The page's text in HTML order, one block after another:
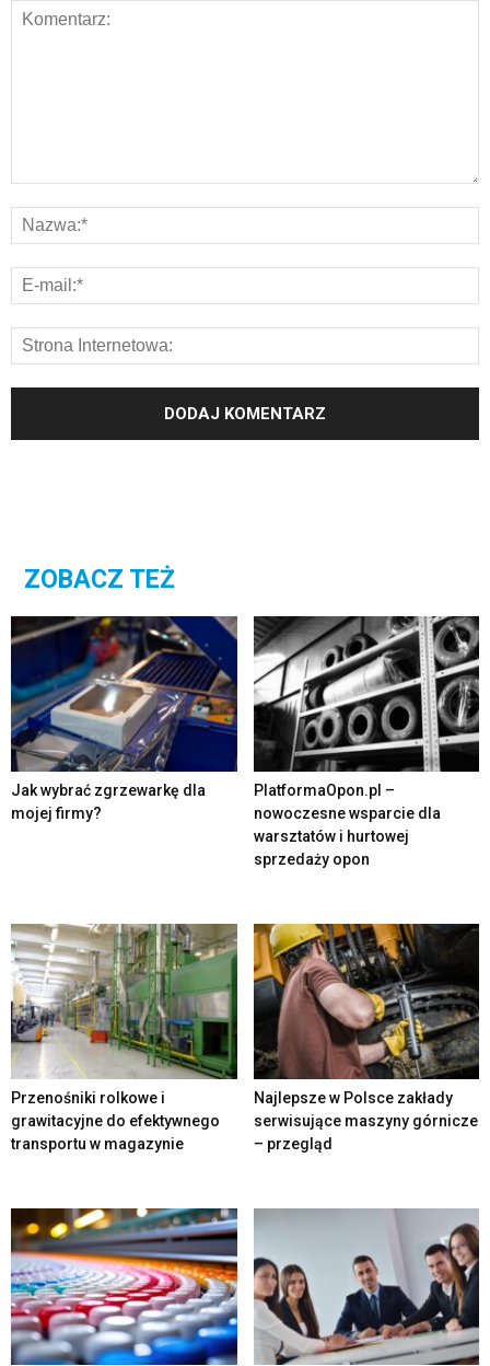
ZOBACZ TEŻ
Jak wybrać zgrzewarkę dla
mojej firmy?
PlatformaOpon.pl –
nowoczesne wsparcie dla
warsztatów i hurtowej
sprzedaży opon
Przenośniki rolkowe i
grawitacyjne do efektywnego
transportu w magazynie
Najlepsze w Polsce zakłady
serwisujące maszyny górnicze
– przegląd